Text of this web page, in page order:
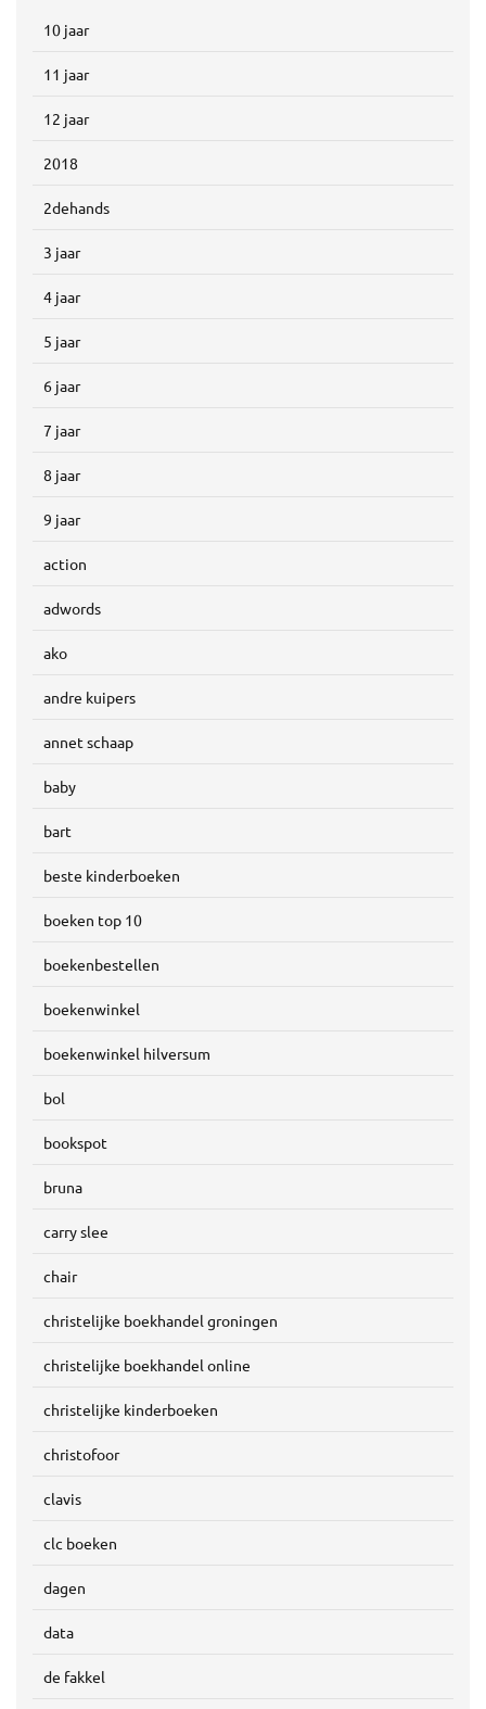
10 jaar
11 jaar
12 jaar
2018
2dehands
3 jaar
4 jaar
5 jaar
6 jaar
7 jaar
8 jaar
9 jaar
action
adwords
ako
andre kuipers
annet schaap
baby
bart
beste kinderboeken
boeken top 10
boekenbestellen
boekenwinkel
boekenwinkel hilversum
bol
bookspot
bruna
carry slee
chair
christelijke boekhandel groningen
christelijke boekhandel online
christelijke kinderboeken
christofoor
clavis
clc boeken
dagen
data
de fakkel